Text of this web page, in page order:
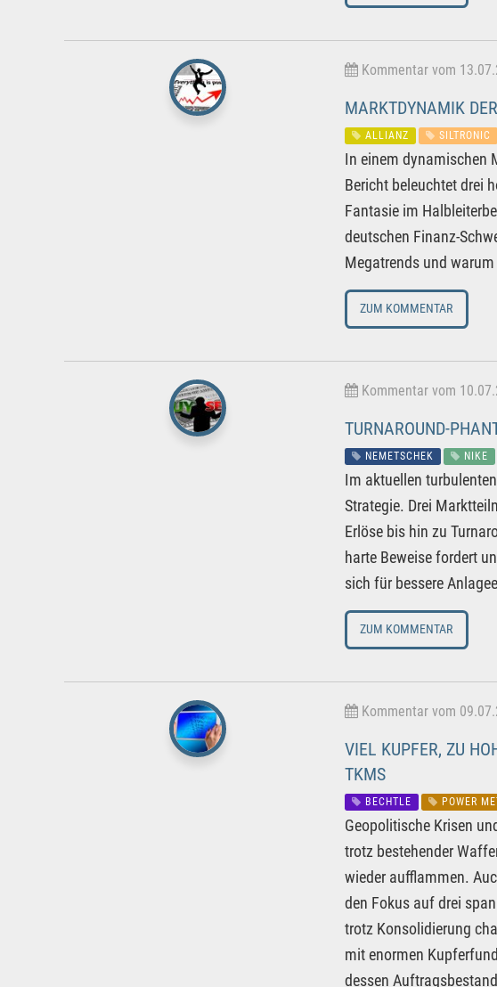
Kommentar vom
MARKTDYNAMIK
ALLIANZ SILTRONIC
In einem dynamischen
Bericht beleuchtet drei
Fantasie im
deutschen Finanz-
Megatrends und
ZUM KOMMENTAR
Kommentar vom
TURNAROUND-
NEMETSCHEK NIKE
Im aktuellen
Strategie. Drei
Erlöse bis hin zu
harte Beweise fordert
sich für bessere
ZUM KOMMENTAR
Kommentar vom
VIEL KUPFER, ZU
TKMS
BECHTLE POWER
Geopolitische Krisen
trotz bestehender
wieder aufflammen.
den Fokus auf drei
trotz Konsolidierung
mit enormen
dessen